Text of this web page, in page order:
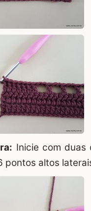
Inicie com duas
pontos altos